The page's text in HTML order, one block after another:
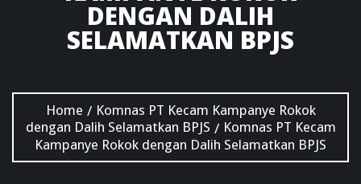
DENGAN DALIH
SELAMATKAN BPJS
Home / Komnas PT Kecam Kampanye Rokok
dengan Dalih Selamatkan BPJS / Komnas PT Kecam
Kampanye Rokok dengan Dalih Selamatkan BPJS